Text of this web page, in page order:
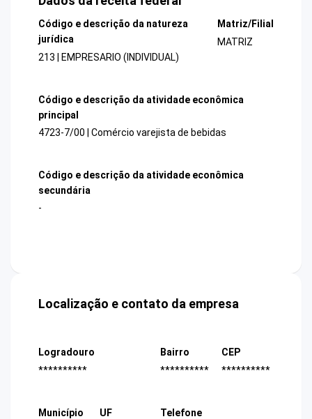
Código e descrição da natureza
jurídica
213 | EMPRESARIO (INDIVIDUAL)
Matriz/Filial
MATRIZ
Código e descrição da atividade econômica
principal
4723-7/00 | Comércio varejista de bebidas
Código e descrição da atividade econômica
secundária
-
Localização e contato da empresa
Logradouro
**********
Bairro
**********
CEP
**********
Município
UF
Telefone